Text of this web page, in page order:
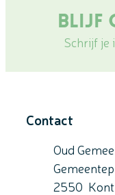
Blijf
Schrijf je
Contact
Oud
,
2550